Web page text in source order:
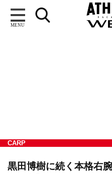
MENU
CARP
黒田博樹に続く本格右